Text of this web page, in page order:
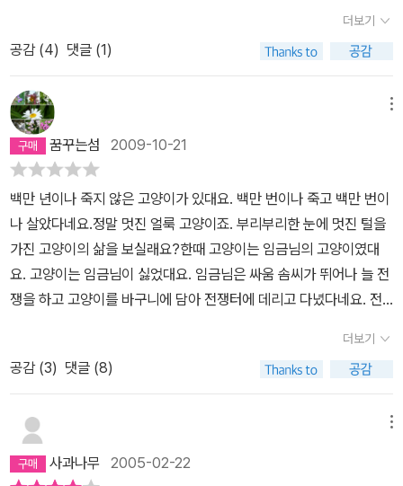
다.서른살이 되어도 지구는 그저 말없이 빙빙 도는데, 29살 때는 서
른살이 되면 지구에 커다란 변화라도 일어나는지 알았다.잔뜩 겁을
먹고 김광석의 <서른 즈음에>를 들으며 과속을 하고 다녔었다. 그런
데....막상 서른살이 되었을 때 아무것도 달라진게 없어서 서운한 기분
까지 들었다.어쩌면....어쩌면....어~쩌면....산다는건 내가 생각하고
미리 두려워하는 것처럼그렇게 대단하지도 어렵지도 않은게 아닐까?
사랑이라는 것도 그저 누군가의 옆에 가만가만,오래오래 있는것 만으
로 행복함을 느낄 수 있는 그런게....아닐까? 난 참....전투적이었다.
경마장에서 날뛰는 경주마처럼 자기가 어디로 가는지도 모르면서,왜
달리는지도 모르면서 남보다 빨리 가려고 헉헉 거렸다. 누군가의 옆
에 가만가만, 오래오래 있으며 같이 늙어가고 싶다는 생각 따윈....해
본 적 없었다. 그런데 이제.... 누군가의 옆에 가만가만, 오래오래 있고
과 묵직한 평온함이 공존하는 이 마지막은 슬픔을 몰랐기에 슬퍼해야
했던 고양이를 향해 '드디어' 라고, 따뜻하게 말해줄 수 있는 자리를
마련해준다. 그렇게 동화는 그들, 혹은 우리로 하여금 구원을 꿈꾸게
만든다. 달콤하고 잔인하지만 더없이 소중한 그런 구원을.
런 고정관념과 성차별적 시선을 고스란히 담고있다는 사실이 마음이
아팠어요.어린아이들에게 이렇게 동화까지 나서서 세뇌를 시키는 게
에게 읽힐 때, 그 안에 작가가 의도했던 그런 뻔한 주제들 말고도,부모
님들이 나서서 이런 성역할이나.. 차별적 시선들을 먼저 제시해주셨
으면 좋겠어요.책과 같이 가르치는 거죠, '여기 여자고양이는 이렇구
나, 하지만 우리 딸은 이런 수동적인 아름다움보단적극적이고 능동적
인 아름다움이 멋있다는 것도 잘 알지?꼭 이렇게 남자 고양이에게 선
택받을 때 까지 기다리는 것만이 사랑하는 건 아니란다.' 라고.훌륭한
동화읽기는 그 내용을 그대로 답습하는 것이 아니라, 그 안에 숨겨진
여러가지 문제점도함께 파악하고 느낄 때 이루어지는게 아닐까 생각
해봅니다..
고양이는 뭘 좋아하는거야?.. 했다. 그 백만번 산 고양이도 어쩔수 없
는 수컷이었던 것이다. 한참 늦게 깨달았지만 말이다.사랑이라는 것
을 하고 나서 타인을 자기보다 더 사랑하게 되었다. 새끼 고양이를 낳
고, 그 새끼들이 커가고, 자신이 사랑하던 짝이 되었던 하얀 고양이가
어느날 죽자,이 백만번 산 고양이는 꺼이꺼이 목을 놓고 운다...이름에
도 걸맞게 백만번이나...눈물을 뚝뚝 흘리며 하늘을 향해 고개를 들고
울던 그 고양이도 눈물을 그치고 하얀 고양이가 갔던 곳으로 가게된
다. 그러나, 이제 더이상 다시 살아나지는 않는다.왜? 백만하나를 살
면 이상하잖아.. 호호..이건 농담이다. 백만번 산 고양이는 그 진정한
사랑을 하기위해 그많은 세월동안 죽고, 또다시 살고를 반복했나보
다.
더보기
공감 (4) 댓글 (1)
꿈꾸는섬 2009-10-21
백만 년이나 죽지 않은 고양이가 있대요. 백만 번이나 죽고 백만 번이
나 살았다네요.정말 멋진 얼룩 고양이죠. 부리부리한 눈에 멋진 털을
가진 고양이의 삶을 보실래요?한때 고양이는 임금님의 고양이였대
요. 고양이는 임금님이 싫었대요. 임금님은 싸움 솜씨가 뛰어나 늘 전
쟁을 하고 고양이를 바구니에 담아 전쟁터에 데리고 다녔다네요. 전
사공의 고양이였대요. 고양이는 바다를 싫어했죠. 헤엄을 칠줄 몰랐
던 고양이는 바닷물에 빠져 죽었대요.한때 고양이는 서커스단 마술사
의 고양이였대요. 고양이는 서커스 따위는 싫었어요. 마술사는 날마
다 고양이를 상자 속에 집어넣고 톱으로 쓱싹쓱싹 상자 반을 잘랐대
의 고양이이기도 했구요. 어느 소녀의 고양이이기도 했어요. 그때마
더보기
공감 (3) 댓글 (8)
사과나무 2005-02-22